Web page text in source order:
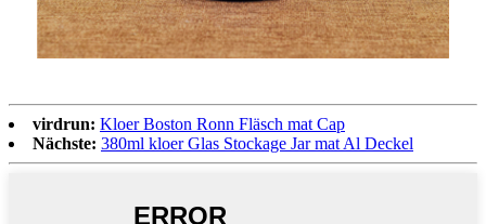
virdrun: Kloer Boston Ronn Fläsch mat Cap
Nächste: 380ml kloer Glas Stockage Jar mat Al Deckel